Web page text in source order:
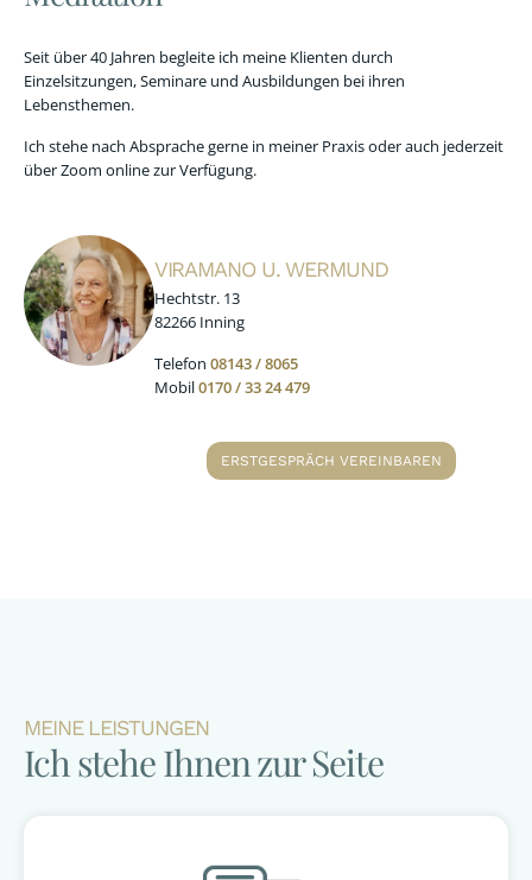
Seit über 40 Jahren begleite ich meine Klienten durch
Einzelsitzungen, Seminare und Ausbildungen bei ihren
Lebensthemen.
Ich stehe nach Absprache gerne in meiner Praxis oder auch jederzeit
über Zoom online zur Verfügung.
VIRAMANO U. WERMUND
Hechtstr. 13
82266 Inning
Telefon 08143 / 8065
Mobil0170 / 33 24 479
ERSTGESPRÄCH VEREINBAREN
MEINE LEISTUNGEN
Ich stehe Ihnen zur Seite